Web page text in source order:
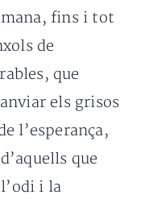
fins i tot
de
que
els grisos
l’esperança,
que
i la